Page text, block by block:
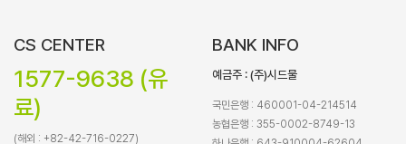
CS CENTER
1577-9638 (유
료)
(해외 : +82-42-716-0227)
BANK INFO
예금주 : (주)시드물
국민은행 : 460001-04-214514
농협은행 : 355-0002-8749-13